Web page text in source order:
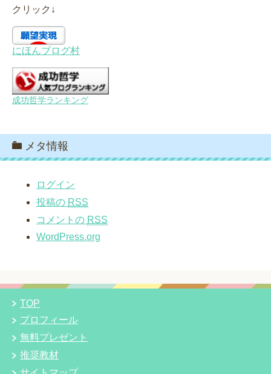
クリック↓
にほんブログ村
成功哲学ランキング
メタ情報
ログイン
投稿の RSS
コメントの RSS
WordPress.org
TOP
プロフィール
無料プレゼント
推奨教材